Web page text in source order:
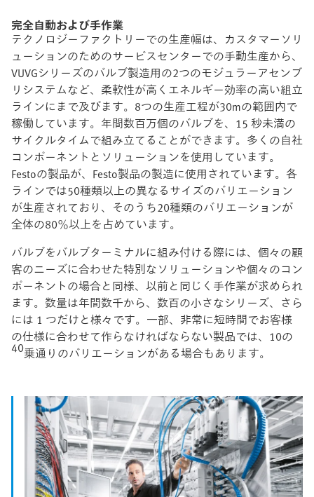
完全自動および手作業
テクノロジーファクトリーでの生産幅は、カスタマーソリ
ューションのためのサービスセンターでの手動生産から、
VUVGシリーズのバルブ製造用の2つのモジュラーアセンブ
リシステムなど、柔軟性が高くエネルギー効率の高い組立
ラインにまで及びます。8つの生産工程が30mの範囲内で
稼働しています。年間数百万個のバルブを、15 秒未満の
サイクルタイムで組み立てることができます。多くの自社
コンポーネントとソリューションを使用しています。
Festoの製品が、Festo製品の製造に使用されています。各
ラインでは50種類以上の異なるサイズのバリエーション
が生産されており、そのうち20種類のバリエーションが
全体の80％以上を占めています。
バルブをバルブターミナルに組み付ける際には、個々の顧
客のニーズに合わせた特別なソリューションや個々のコン
ポーネントの場合と同様、以前と同じく手作業が求められ
ます。数量は年間数千から、数百の小さなシリーズ、さら
には 1 つだけと様々です。一部、非常に短時間でお客様
の仕様に合わせて作らなければならない製品では、10の
40乗通りのバリエーションがある場合もあります。